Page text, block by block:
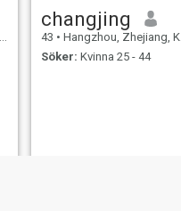
changjing
43 • Hangzhou, Zhejiang, Kina
Söker: Kvinna 25 - 44